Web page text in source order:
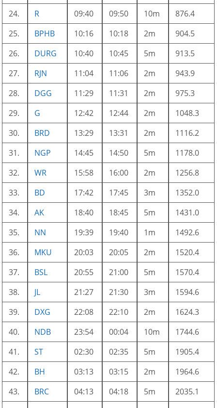
24.
R 09:40 09:50 10m
876.4
25.
BPHB 10:16 10:18 2m
904.5
26.
DURG 10:40 10:45 5m
913.5
27.
RJN 11:04 11:06 2m
943.9
28.
DGG 11:29 11:31 2m
975.3
29.
G 12:42 12:44 2m
1048.3
30.
BRD 13:29 13:31 2m
1116.2
31.
NGP 14:45 14:50 5m
1178.0
32.
WR 15:58 16:00 2m
1256.8
33.
BD 17:42 17:45 3m
1352.0
34.
AK 18:40 18:45 5m
1431.0
35.
NN 19:39 19:40 1m
1492.6
36.
MKU 20:03 20:05 2m
1520.4
37.
BSL 20:55 21:00 5m
1570.4
38.
JL 21:27 21:30 3m
1594.6
39.
DXG 22:08 22:10 2m
1624.3
40.
NDB 23:54 00:04 10m
1744.6
41.
ST 02:30 02:35 5m
1905.4
42.
BH 03:13 03:15 2m
1964.6
43.
BRC 04:13 04:18 5m
2035.1